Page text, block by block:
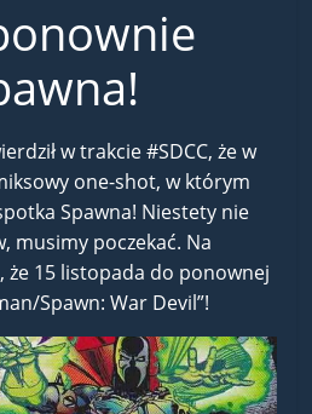
w trakcie #SDCC, że w
one-shot, w którym
Spawna! Niestety nie
musimy poczekać. Na
że 15 listopada do ponownej
Spawn: War Devil”!